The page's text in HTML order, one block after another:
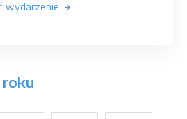
wydarzenie